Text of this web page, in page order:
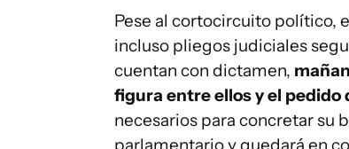
Pese al cortocircuito político,
incluso pliegos judiciales
cuentan con dictamen,
figura entre ellos y el
necesarios para concretar su